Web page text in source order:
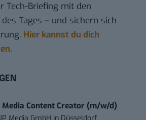
Tech-Briefing mit den
Tages – und sichern sich
Hier kannst du dich
Media Content Creator (m/w/d)